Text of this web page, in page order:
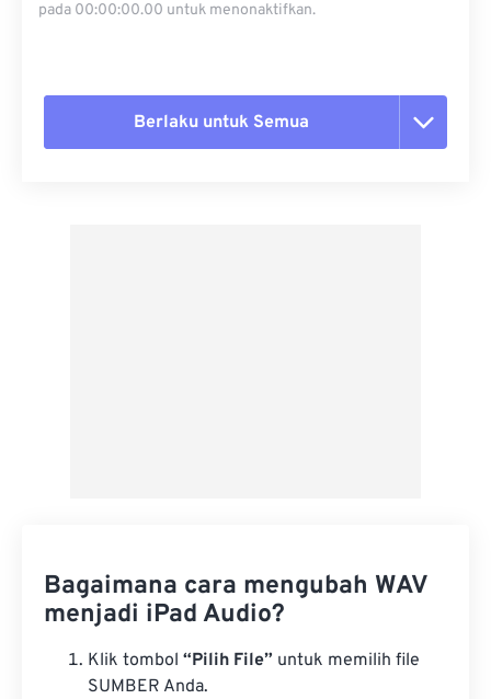
pada 00:00:00.00 untuk menonaktifkan.
Berlaku untuk Semua
Bagaimana cara mengubah WAV
menjadi iPad Audio?
Klik tombol “Pilih File” untuk memilih file
SUMBER Anda.